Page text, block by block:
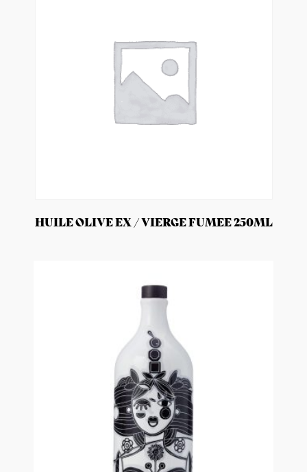
HUILE OLIVE EX / VIERGE FUMEE 250ML